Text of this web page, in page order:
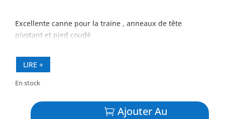
Excellente canne pour la traine , anneaux de tête
pivotant et pied coudé
LIRE +
En stock
quantité
Ajouter Au